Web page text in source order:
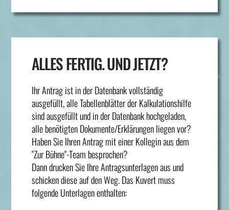
ALLES FERTIG. UND JETZT?
Ihr Antrag ist in der Datenbank vollständig
ausgefüllt, alle Tabellenblätter der Kalkulationshilfe
sind ausgefüllt und in der Datenbank hochgeladen,
alle benötigten Dokumente/Erklärungen liegen vor?
Haben Sie Ihren Antrag mit einer Kollegin aus dem
"Zur Bühne"-Team besprochen?
Dann drucken Sie Ihre Antragsunterlagen aus und
schicken diese auf den Weg. Das Kuvert muss
folgende Unterlagen enthalten: